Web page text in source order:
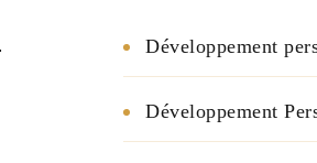
Développement
Développement